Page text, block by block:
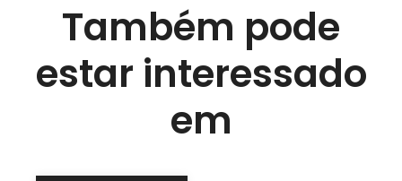
Também pode
estar interessado
em